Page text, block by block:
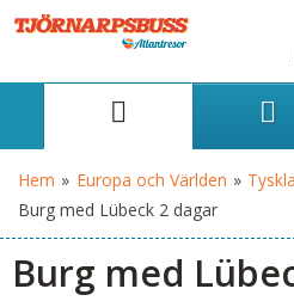
Hem » Europa och Världen »
Burg med Lübeck 2 dagar
Burg med